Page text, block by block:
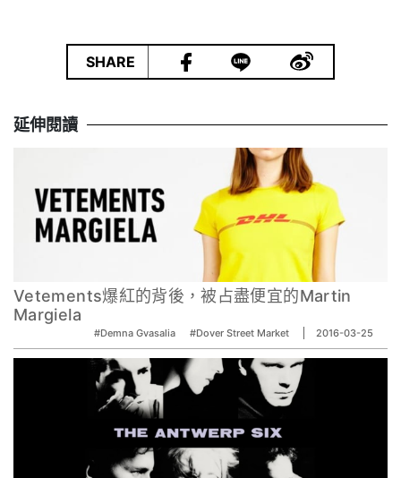
SHARE
延伸閱讀
Vetements爆紅的背後，被占盡便宜的Martin
Margiela
#Demna Gvasalia #Dover Street Market 2016-03-25